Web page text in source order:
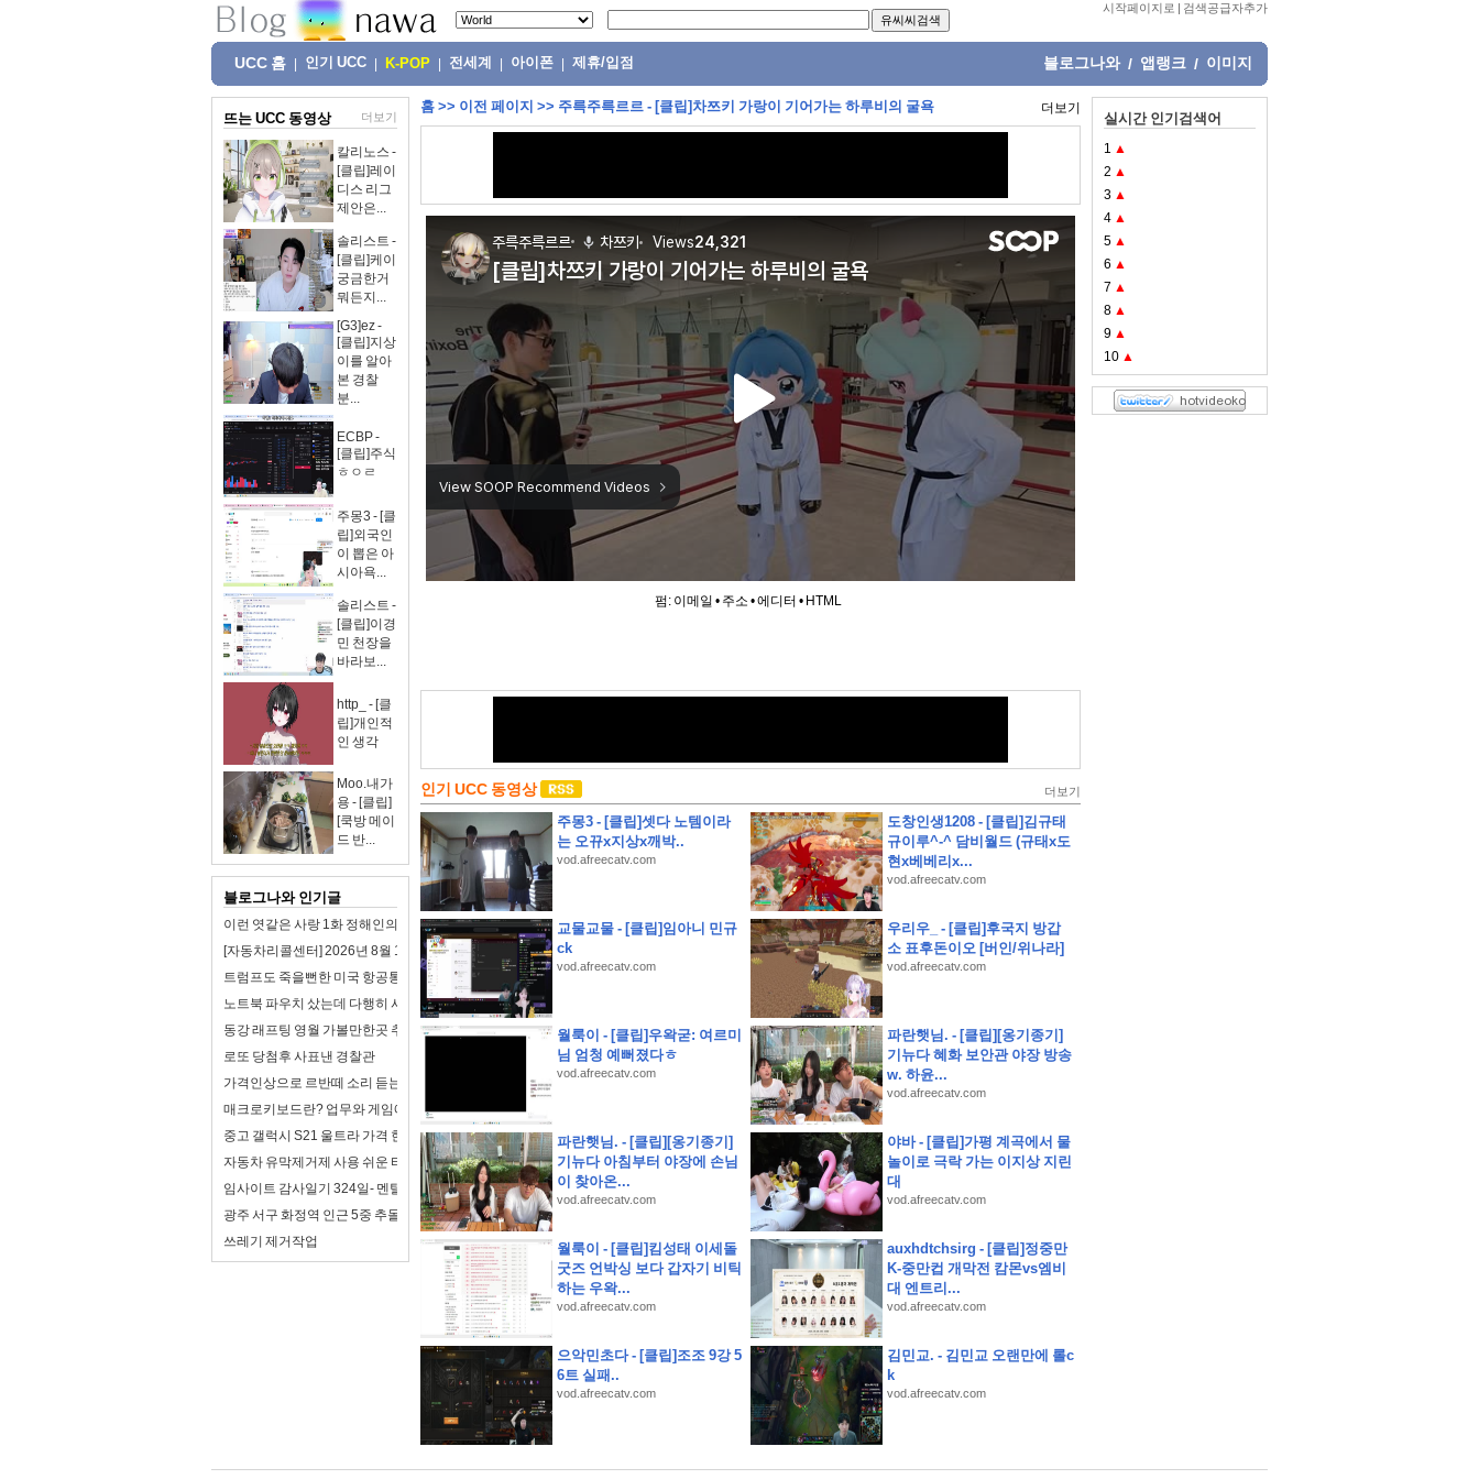
시작페이지로 | 검색공급자추가
UCC 홈 인기 UCC K-POP 전세계 아이폰 제휴/입점 블로그나와 / 앱랭크 / 이미지
뜨는 UCC 동영상 더보기
칼리노스 -
[클립]레이
디스 리그
제안은...
솔리스트 -
[클립]케이
궁금한거
뭐든지...
[G3]ez -
[클립]지상
이를 알아
본 경찰
분...
ECBP -
[클립]주식
ㅎㅇㄹ
주몽3 - [클
립]외국인
이 뽑은 아
시아욕...
솔리스트 -
[클립]이경
민 천장을
바라보...
http_ - [클
립]개인적
인 생각
Moo.내가
용 - [클립]
[쿡방 메이
드 반...
블로그나와 인기글
이런 엿같은 사랑 1화 정해인의 첫사랑 맑눈광 하영 누구였냐고 나는?
[자동차리콜센터] 2026년 8월 1주차 자동차 리콜 및 무상 수리 안내
트럼프도 죽을뻔한 미국 항공통제 시스템
노트북 파우치 샀는데 다행히 사이즈가 맞음
동강 래프팅 영월 가볼만한곳 추천
로또 당첨후 사표낸 경찰관
가격인상으로 르반떼 소리 듣는 아반떼 풀체인지 사전예약 결과는 반전이었다
매크로키보드란? 업무와 게임에서 제대로 활용
중고 갤럭시 S21 울트라 가격 현재 평균 얼마나 될까
자동차 유막제거제 사용 쉬운 타입 추천
임사이트 감사일기 324일- 멘탈이 조금 좋아져서
광주 서구 화정역 인근 5중 추돌...사상자 6명
쓰레기 제거작업
홈 >> 이전 페이지 >> 주륵주륵르르 - [클립]차쯔키 가랑이 기어가는 하루비의 굴욕 더보기
펌: 이메일 • 주소 •에디터 • HTML
인기 UCC 동영상 더보기
주몽3 - [클립]셋다 노템이라
는 오뀨x지상x깨박..
vod.afreecatv.com
도창인생1208 - [클립]김규태
규이루^-^ 담비월드 (규태x도
현x베베리x...
vod.afreecatv.com
교물교물 - [클립]임아니 민규
ck
vod.afreecatv.com
우리우_ - [클립]후국지 방갑
소 표후돈이오 [버인/위나라]
vod.afreecatv.com
월룩이 - [클립]우왁굳: 여르미
님 엄청 예뻐졌다ㅎ
vod.afreecatv.com
파란햇님. - [클립][옹기종기]
기뉴다 혜화 보안관 야장 방송
w. 하윤...
vod.afreecatv.com
파란햇님. - [클립][옹기종기]
기뉴다 아침부터 야장에 손님
이 찾아온...
vod.afreecatv.com
야바 - [클립]가평 계곡에서 물
놀이로 극락 가는 이지상 지린
대
vod.afreecatv.com
월룩이 - [클립]킴성태 이세돌
굿즈 언박싱 보다 갑자기 비틱
하는 우왁...
vod.afreecatv.com
auxhdtchsirg - [클립]정중만
K-중만컵 개막전 캄몬vs엠비
대 엔트리...
vod.afreecatv.com
으악민초다 - [클립]조조 9강 5
6트 실패..
vod.afreecatv.com
김민교. - 김민교 오랜만에 롤c
k
vod.afreecatv.com
실시간 인기검색어
1 ▲
2 ▲
3 ▲
4 ▲
5 ▲
6 ▲
7 ▲
8 ▲
9 ▲
10 ▲